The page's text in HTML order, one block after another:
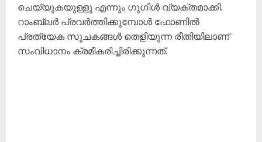
ചെയ്യുകയുള്ളൂ എന്നും ഗൂഗിൾ വ്യക്തമാക്കി.
റാംബ്ലർ പ്രവർത്തിക്കുമ്പോൾ ഫോണിൽ
പ്രത്യേക സൂചകങ്ങൾ തെളിയുന്ന രീതിയിലാണ്
സംവിധാനം ക്രമീകരിച്ചിരിക്കുന്നത്.